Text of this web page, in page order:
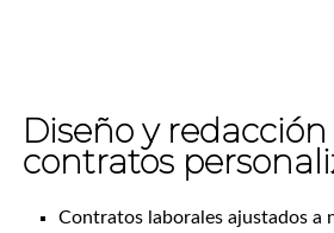
Diseño y
contratos
Contratos laborales ajustados a